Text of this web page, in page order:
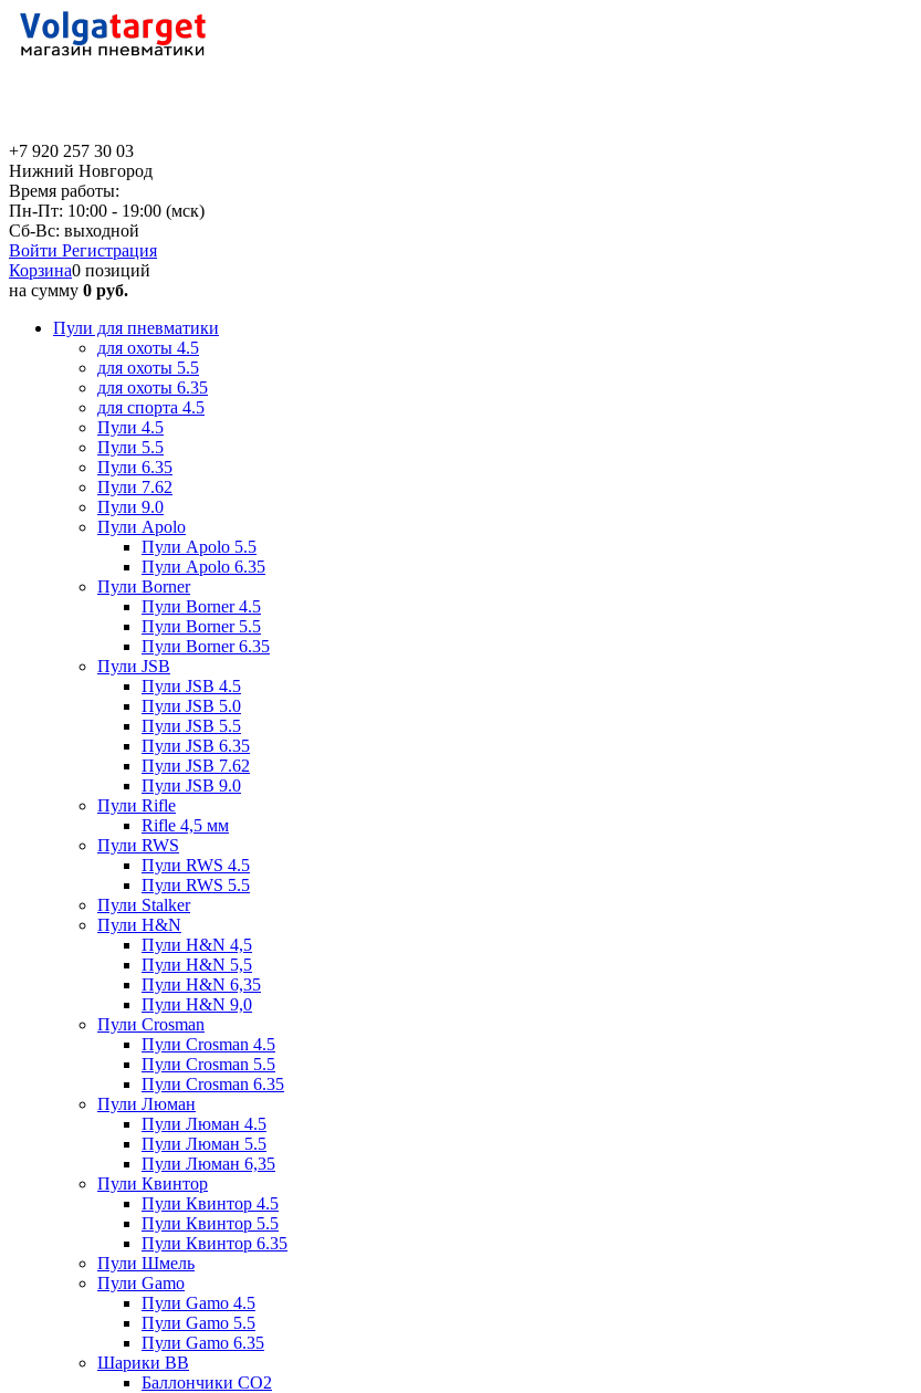
+7 920 257 30 03
Нижний Новгород
Время работы:
Пн-Пт: 10:00 - 19:00 (мск)
Сб-Вс: выходной
Войти Регистрация
Корзина0 позиций
на сумму 0 руб.
Пули для пневматики
для охоты 4.5
для охоты 5.5
для охоты 6.35
для спорта 4.5
Пули 4.5
Пули 5.5
Пули 6.35
Пули 7.62
Пули 9.0
Пули Apolo
Пули Apolo 5.5
Пули Apolo 6.35
Пули Borner
Пули Borner 4.5
Пули Borner 5.5
Пули Borner 6.35
Пули JSB
Пули JSB 4.5
Пули JSB 5.0
Пули JSB 5.5
Пули JSB 6.35
Пули JSB 7.62
Пули JSB 9.0
Пули Rifle
Rifle 4,5 мм
Пули RWS
Пули RWS 4.5
Пули RWS 5.5
Пули Stalker
Пули H&N
Пули H&N 4,5
Пули H&N 5,5
Пули H&N 6,35
Пули H&N 9,0
Пули Crosman
Пули Crosman 4.5
Пули Crosman 5.5
Пули Crosman 6.35
Пули Люман
Пули Люман 4.5
Пули Люман 5.5
Пули Люман 6,35
Пули Квинтор
Пули Квинтор 4.5
Пули Квинтор 5.5
Пули Квинтор 6.35
Пули Шмель
Пули Gamo
Пули Gamo 4.5
Пули Gamo 5.5
Пули Gamo 6.35
Шарики BB
Баллончики CO2